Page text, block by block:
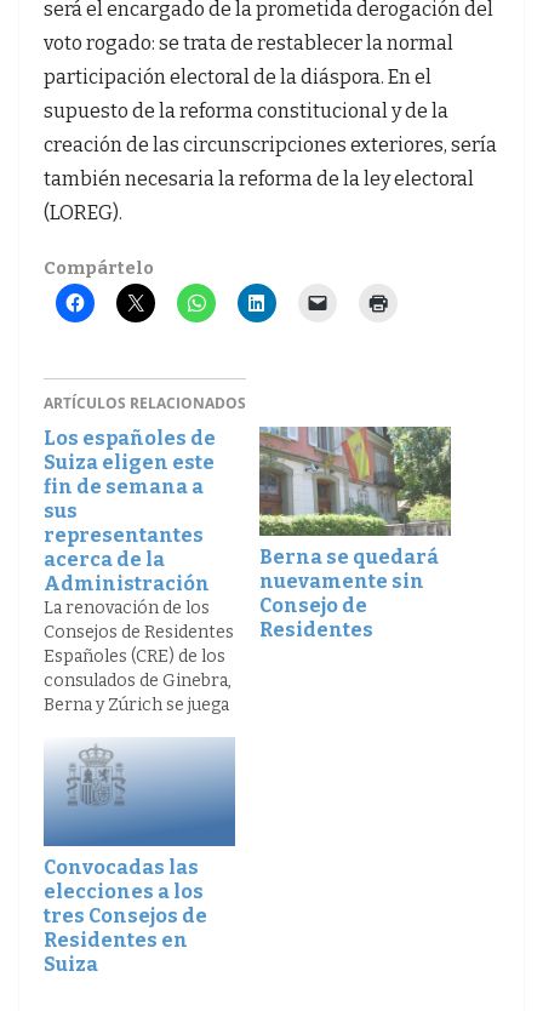
será el encargado de la prometida derogación del
voto rogado: se trata de restablecer la normal
participación electoral de la diáspora. En el
supuesto de la reforma constitucional y de la
creación de las circunscripciones exteriores, sería
también necesaria la reforma de la ley electoral
(LOREG).
Compártelo
ARTÍCULOS RELACIONADOS
Los españoles de
Suiza eligen este
fin de semana a
sus
representantes
acerca de la
Administración
La renovación de los
Consejos de Residentes
Españoles (CRE) de los
consulados de Ginebra,
Berna y Zúrich se juega
Cada una de estas tres
instituciones cuenta
con siete miembros
años entre la
colectividad residente
en su zona consular.
Cerca de 100'000
españoles están…
Berna se quedará
nuevamente sin
Consejo de
Residentes
Convocadas las
elecciones a los
tres Consejos de
Residentes en
Suiza